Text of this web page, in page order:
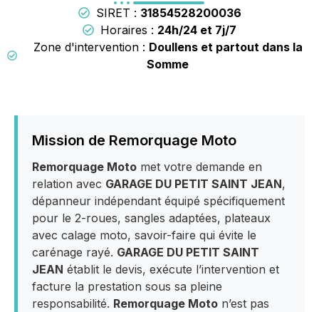
SIRET : 31854528200036
Horaires : 24h/24 et 7j/7
Zone d'intervention : Doullens et partout dans la
Somme
Mission de Remorquage Moto
Remorquage Moto met votre demande en
relation avec GARAGE DU PETIT SAINT JEAN,
dépanneur indépendant équipé spécifiquement
pour le 2-roues, sangles adaptées, plateaux
avec calage moto, savoir-faire qui évite le
carénage rayé. GARAGE DU PETIT SAINT
JEAN établit le devis, exécute l’intervention et
facture la prestation sous sa pleine
responsabilité. Remorquage Moto n’est pas